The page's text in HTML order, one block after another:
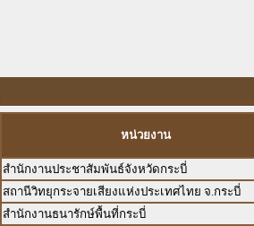
หน่วยงาน
สำนักงานประชาสัมพันธ์จังหวัดกระบี่
สถานีวิทยุกระจายเสียงแห่งประเทศไทย จ.กระบี่
สำนักงานธนารักษ์พื้นที่กระบี่